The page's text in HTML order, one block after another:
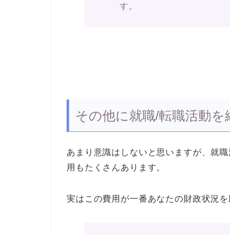
す。
その他に就職/転職活動
あまり意識はしないと思いますが、就
用もたくさんあります。
実はこの費用が一番あなたの財政状況